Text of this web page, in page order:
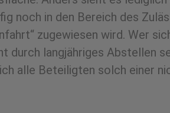
noch in den Bereich des
zugewiesen wird. Wer
durch langjähriges Abstellen
alle Beteiligten solch einer